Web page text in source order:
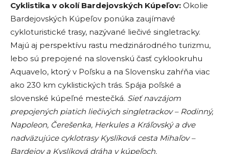
Cyklistika v okolí Bardejovských Kúpeľov: Okolie
Bardejovských Kúpeľov ponúka zaujímavé
cykloturistické trasy, nazývané liečivé singletracky.
Majú aj perspektívu rastu medzinárodného turizmu,
lebo sú prepojené na slovenskú časť cyklookruhu
Aquavelo, ktorý v Poľsku a na Slovensku zahŕňa viac
ako 230 km cyklistických trás. Spája poľské a
slovenské kúpeľné mestečká. Sieť navzájom
prepojených piatich liečivých singletrackov – Rodinný,
Napoleon, Čerešenka, Herkules a Kráľovský a dve
nadväzujúce cyklotrasy Kyslíková cesta Mihaľov –
Bardejov a Kyslíková dráha v kúpeľoch.